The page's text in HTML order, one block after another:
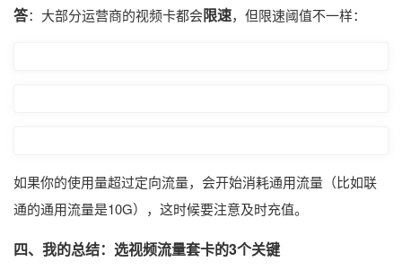
答：大部分运营商的视频卡都会限速，但限速阈值不一样：
如果你的使用量超过定向流量，会开始消耗通用流量（比如联
通的通用流量是10G），这时候要注意及时充值。
四、我的总结：选视频流量套卡的3个关键